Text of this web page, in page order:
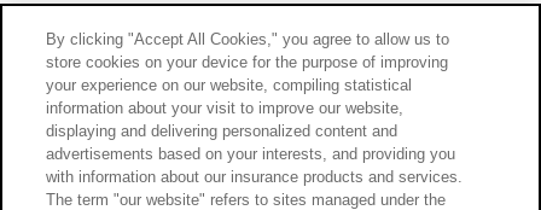
【お詫び】超保険のよくあるご質問（FAQ）記載誤りについて
もっと見る
By clicking "Accept All Cookies," you agree to allow us to
store cookies on your device for the purpose of improving
your experience on our website, compiling statistical
information about your visit to improve our website,
displaying and delivering personalized content and
advertisements based on your interests, and providing you
with information about our insurance products and services.
The term "our website" refers to sites managed under the